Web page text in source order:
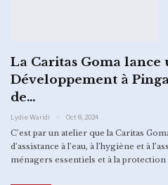
La Caritas Goma lance
Développement à
de…
Lydie Waridi Oct 8, 2024
C’est par un atelier que la Caritas
d’assistance à l’eau, à l’hygiène et à
ménagers essentiels et à la protection